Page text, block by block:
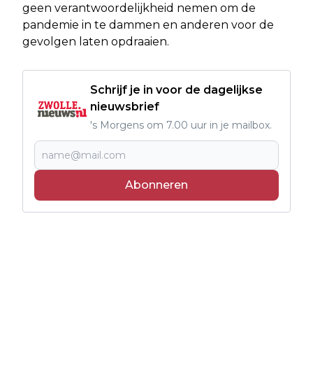
geen verantwoordelijkheid nemen om de
pandemie in te dammen en anderen voor de
gevolgen laten opdraaien.
Schrijf je in voor de dagelijkse
nieuwsbrief
's Morgens om 7.00 uur in je mailbox.
Abonneren